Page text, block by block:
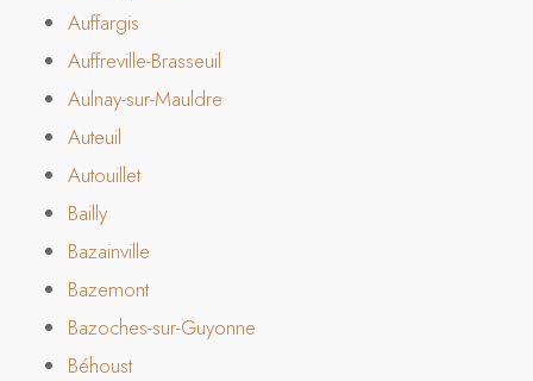
Auffargis
Auffreville-Brasseuil
Aulnay-sur-Mauldre
Auteuil
Autouillet
Bailly
Bazainville
Bazemont
Bazoches-sur-Guyonne
Béhoust